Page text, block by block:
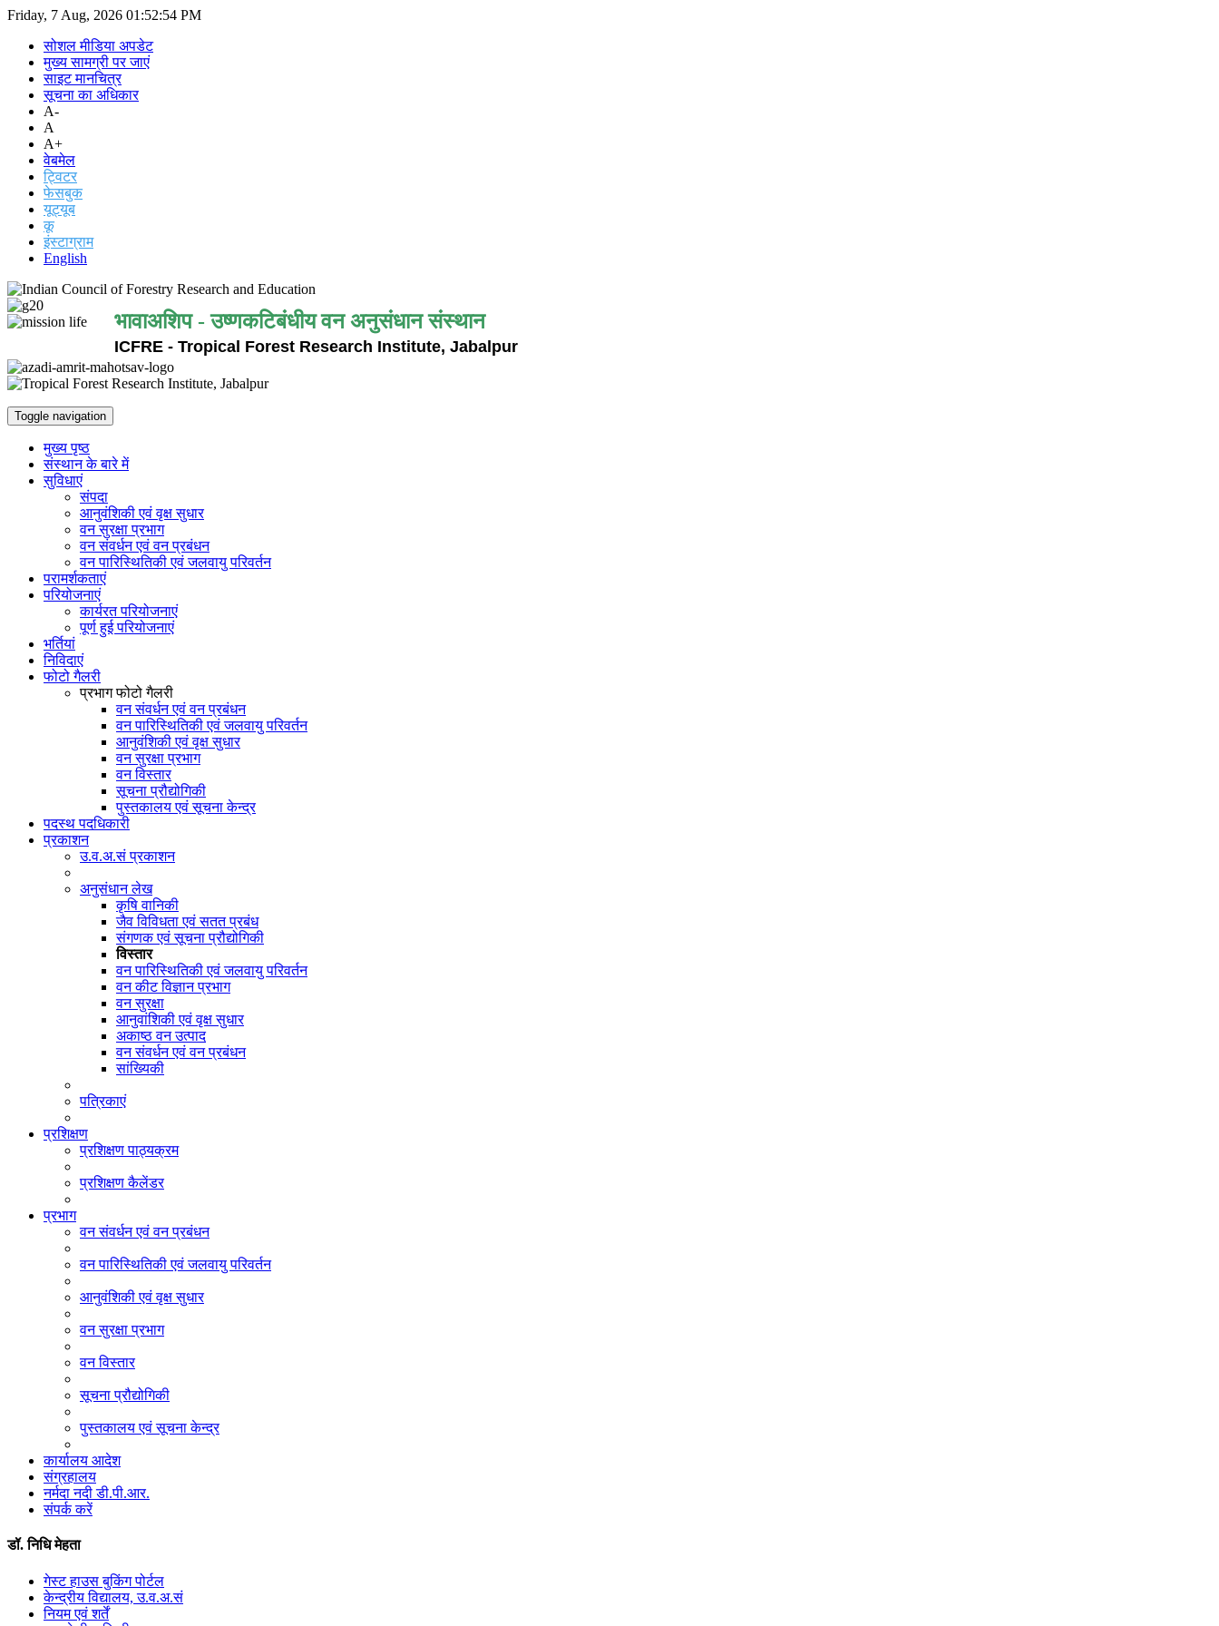
Friday, 7 Aug, 2026 01:52:54 PM
सोशल मीडिया अपडेट
मुख्य सामग्री पर जाएं
साइट मानचित्र
सूचना का अधिकार
A-
A
A+
वेबमेल
ट्विटर
फेसबुक
यूट्यूब
कू
इंस्टाग्राम
English
भावाअशिप - उष्णकटिबंधीय वन अनुसंधान संस्थान
ICFRE - Tropical Forest Research Institute, Jabalpur
Toggle navigation
मुख्य पृष्ठ
संस्थान के बारे में
सुविधाएं
संपदा
आनुवंशिकी एवं वृक्ष सुधार
वन सुरक्षा प्रभाग
वन संवर्धन एवं वन प्रबंधन
वन पारिस्थितिकी एवं जलवायु परिवर्तन
परामर्शकताएं
परियोजनाएं
कार्यरत परियोजनाएं
पूर्ण हुई परियोजनाएं
भर्तियां
निविदाएं
फोटो गैलरी
प्रभाग फोटो गैलरी
वन संवर्धन एवं वन प्रबंधन
वन पारिस्थितिकी एवं जलवायु परिवर्तन
आनुवंशिकी एवं वृक्ष सुधार
वन सुरक्षा प्रभाग
वन विस्तार
सूचना प्रौद्योगिकी
पुस्तकालय एवं सूचना केन्द्र
पदस्थ पदधिकारी
प्रकाशन
उ.व.अ.सं प्रकाशन
अनुसंधान लेख
कृषि वानिकी
जैव विविधता एवं सतत प्रबंध
संगणक एवं सूचना प्रौद्योगिकी
विस्तार
वन पारिस्थितिकी एवं जलवायु परिवर्तन
वन कीट विज्ञान प्रभाग
वन सुरक्षा
आनुवांशिकी एवं वृक्ष सुधार
अकाष्ठ वन उत्पाद
वन संवर्धन एवं वन प्रबंधन
सांख्यिकी
पत्रिकाएं
प्रशिक्षण
प्रशिक्षण पाठ्यक्रम
प्रशिक्षण कैलेंडर
प्रभाग
वन संवर्धन एवं वन प्रबंधन
वन पारिस्थितिकी एवं जलवायु परिवर्तन
आनुवंशिकी एवं वृक्ष सुधार
वन सुरक्षा प्रभाग
वन विस्तार
सूचना प्रौद्योगिकी
पुस्तकालय एवं सूचना केन्द्र
कार्यालय आदेश
संग्रहालय
नर्मदा नदी डी.पी.आर.
संपर्क करें
डॉ. निधि मेहता
गेस्ट हाउस बुकिंग पोर्टल
केन्द्रीय विद्यालय, उ.व.अ.सं
नियम एवं शर्तें